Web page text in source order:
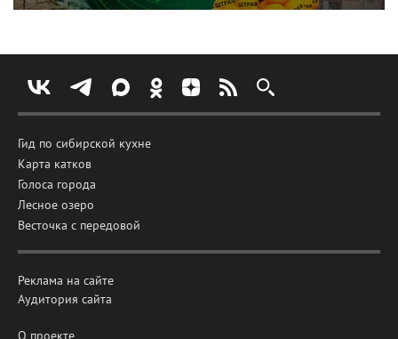
Гид по сибирской кухне
Карта катков
Голоса города
Лесное озеро
Весточка с передовой
Реклама на сайте
Аудитория сайта
О проекте